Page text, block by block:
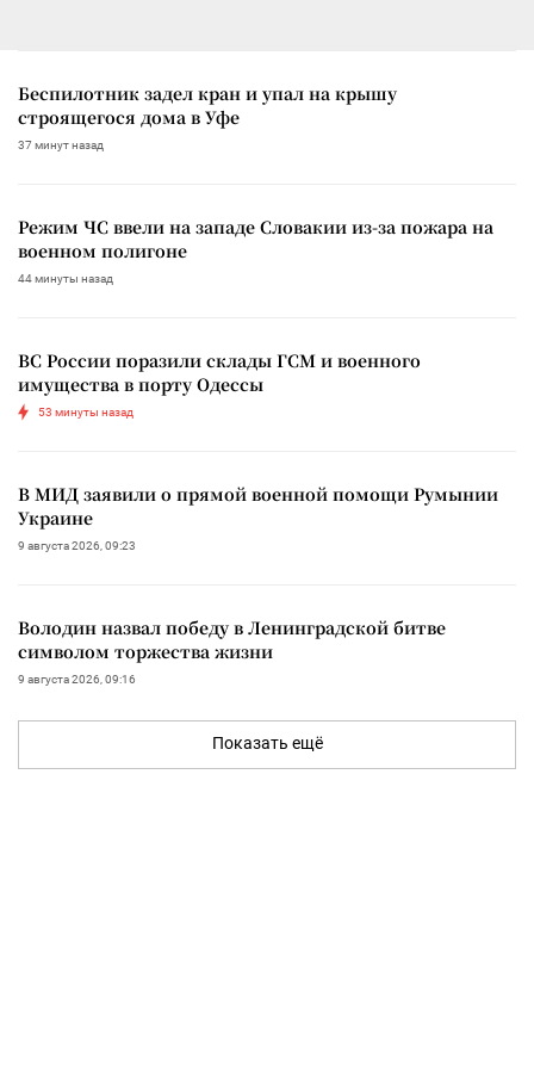
Беспилотник задел кран и упал на крышу
строящегося дома в Уфе
37 минут назад
Режим ЧС ввели на западе Словакии из-за пожара на
военном полигоне
44 минуты назад
ВС России поразили склады ГСМ и военного
имущества в порту Одессы
53 минуты назад
В МИД заявили о прямой военной помощи Румынии
Украине
9 августа 2026, 09:23
Володин назвал победу в Ленинградской битве
символом торжества жизни
9 августа 2026, 09:16
Показать ещё